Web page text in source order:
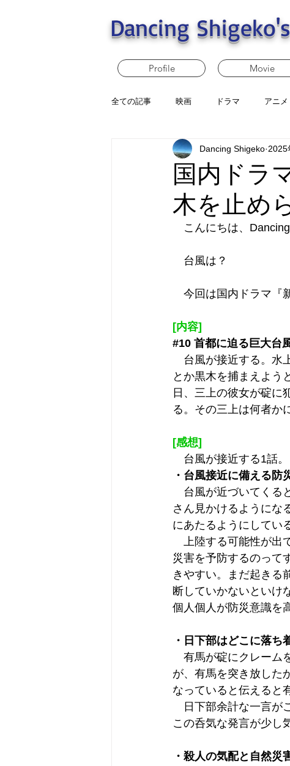
Dancing
Profile Movie
全ての記事 映画 ドラマ アニメ
国内ドラ
木を止め
Dancing Shigeko 2025
こんにちは、Dancing
台風は？
今回は国内ドラマ『
[内容]
#10 首都に迫る巨大台
台風が接近する。水
とか黒木を捕まえよう
日、三上の彼女が碇に
る。その三上は何者か
[感想]
台風が接近する1話。
・台風接近に備える防
台風が近づいてくる
さん見かけるようにな
にあたるようにしてい
上陸する可能性が出
災害を予防するのって
きやすい。まだ起きる
断していかないといけ
個人個人が防災意識を
・日下部はどこに落ち
有馬が碇にクレーム
が、有馬を突き放した
なっていると伝えると
日下部余計な一言が
この呑気な発言が少し
・殺人の気配と自然災